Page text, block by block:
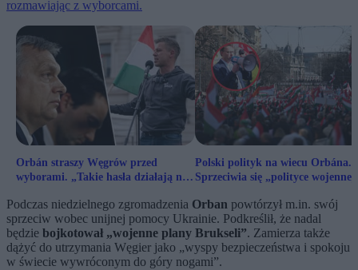
rozmawiając z wyborcami.
Orbán straszy Węgrów przed
wyborami. „Takie hasła działają na
Polski polityk na wiecu Orbána.
Sprzeciwia się „polityce
Podczas niedzielnego zgromadzenia Orban powtórzył m.in. swój
sprzeciw wobec unijnej pomocy Ukrainie. Podkreślił, że nadal
będzie bojkotował „wojenne plany Brukseli”. Zamierza także
dążyć do utrzymania Węgier jako „wyspy bezpieczeństwa i spokoju
w świecie wywróconym do góry nogami”.